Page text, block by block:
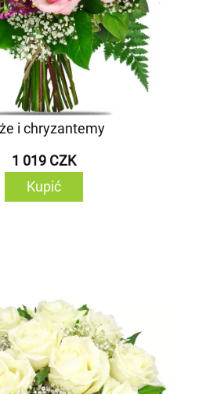
i chryzantemy
1 019 CZK
Kupić